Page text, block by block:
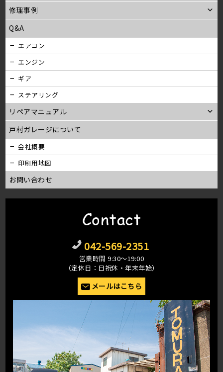
修理事例
Q&A
エアコン
エンジン
ギア
ステアリング
リペアマニュアル
戸村ガレージについて
会社概要
印刷用地図
お問い合わせ
Contact
042-569-2351
営業時間 9:30〜19:00
（定休日：日祝休・年末年始）
メールはこちら